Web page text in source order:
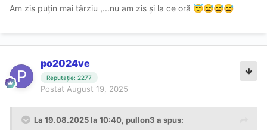
Am zis puțin mai târziu ,...nu am zis și la ce oră 😇😅😅😅
po2024ve
Reputație: 2277
Postat August 19, 2025
La 19.08.2025 la 10:40, pullon3 a spus: